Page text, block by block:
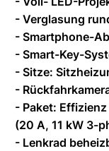
- Verglasung
- Smartphone-
- Smart-Key-
- Sitze:
-
- Paket:
(20 A, 11 kW 3-
- Lenkrad